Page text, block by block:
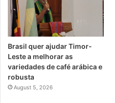
Brasil quer ajudar Timor-
Leste a melhorar as
variedades de café arábica e
robusta
August 5, 2026